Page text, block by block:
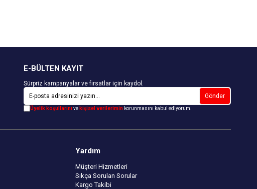
E-BÜLTEN KAYIT
Sürpriz kampanyalar ve fırsatlar için kaydol.
Gönder
Üyelik koşullarınıve kişisel verileriminkorunmasını kabul ediyorum.
Yardım
Müşteri Hizmetleri
Sıkça Sorulan Sorular
Kargo Takibi